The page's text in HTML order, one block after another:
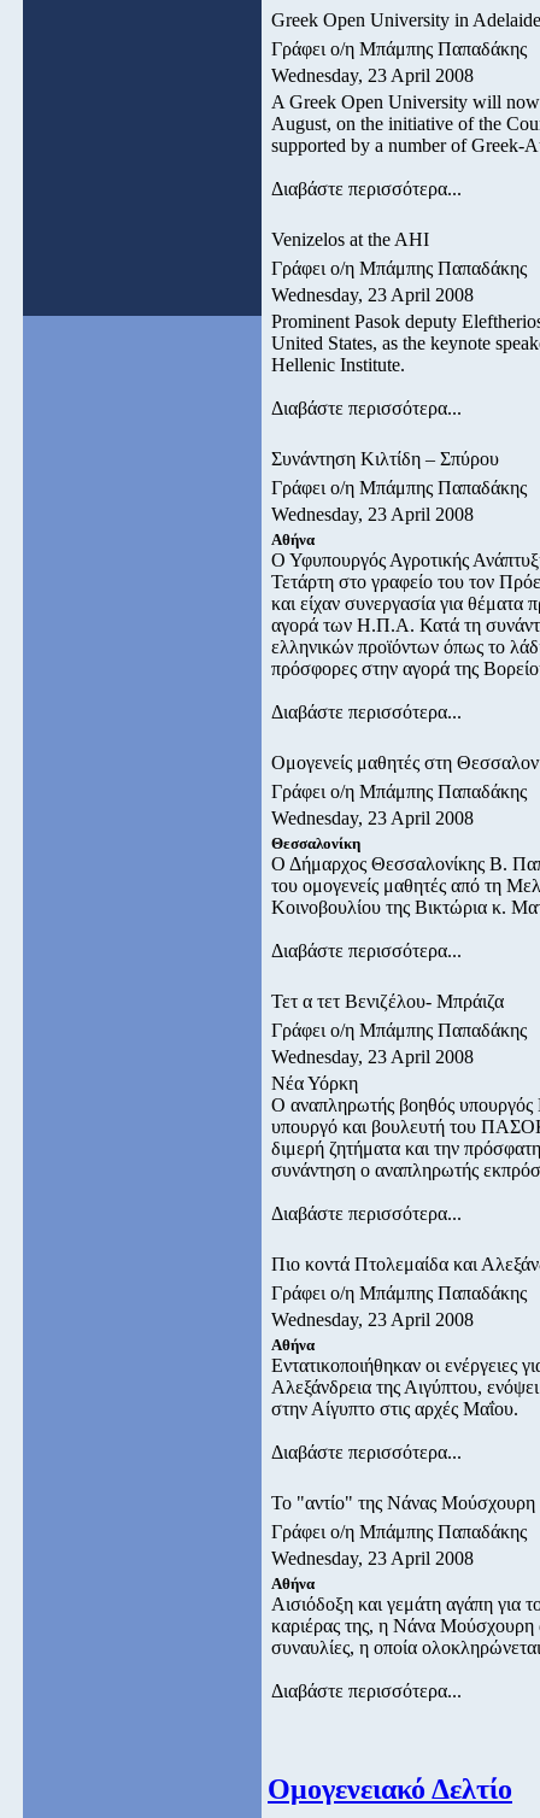
Greek Open University in Adelaide
Γράφει ο/η Μπάμπης Παπαδάκης
Wednesday, 23 April 2008
A Greek Open University will
August, on the initiative of the
supported by a number of Greek-
Διαβάστε περισσότερα...
Venizelos at the AHI
Γράφει ο/η Μπάμπης Παπαδάκης
Wednesday, 23 April 2008
Prominent Pasok deputy
United States, as the keynote
Hellenic Institute.
Διαβάστε περισσότερα...
Συνάντηση Κιλτίδη – Σπύρου
Γράφει ο/η Μπάμπης Παπαδάκης
Wednesday, 23 April 2008
Αθήνα
Ο Υφυπουργός Αγροτικής
Τετάρτη στο γραφείο του τον
και είχαν συνεργασία για
αγορά των Η.Π.Α. Κατά τη
ελληνικών προϊόντων όπως το
πρόσφορες στην αγορά της
Διαβάστε περισσότερα...
Ομογενείς μαθητές στη
Γράφει ο/η Μπάμπης Παπαδάκης
Wednesday, 23 April 2008
Θεσσαλονίκη
Ο Δήμαρχος Θεσσαλονίκης Β.
του ομογενείς μαθητές από τη
Κοινοβουλίου της Βικτώρια κ.
Διαβάστε περισσότερα...
Τετ α τετ Βενιζέλου- Μπράιζα
Γράφει ο/η Μπάμπης Παπαδάκης
Wednesday, 23 April 2008
Νέα Υόρκη
Ο αναπληρωτής βοηθός
υπουργό και βουλευτή του
διμερή ζητήματα και την
συνάντηση ο αναπληρωτής
Διαβάστε περισσότερα...
Πιο κοντά Πτολεμαίδα και
Γράφει ο/η Μπάμπης Παπαδάκης
Wednesday, 23 April 2008
Αθήνα
Eντατικοποιήθηκαν οι ενέργειες
Αλεξάνδρεια της Αιγύπτου,
στην Αίγυπτο στις αρχές Μαΐου.
Διαβάστε περισσότερα...
Το "αντίο" της Νάνας Μούσχουρη
Γράφει ο/η Μπάμπης Παπαδάκης
Wednesday, 23 April 2008
Αθήνα
Αισιόδοξη και γεμάτη αγάπη για
καριέρας της, η Νάνα Μούσχουρη
συναυλίες, η οποία
Διαβάστε περισσότερα...
Ομογενειακό Δελτίο